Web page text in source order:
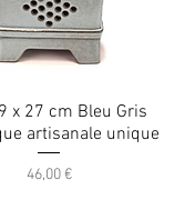
x 27 cm Bleu Gris
artisanale unique
Prix
46,00 €